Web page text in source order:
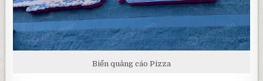
Biển quảng cáo Pizza